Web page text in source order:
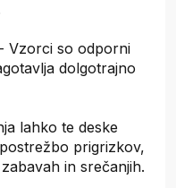
- Vzorci so odporni
dolgotrajno
lahko te deske
prigrizkov,
in srečanjih.